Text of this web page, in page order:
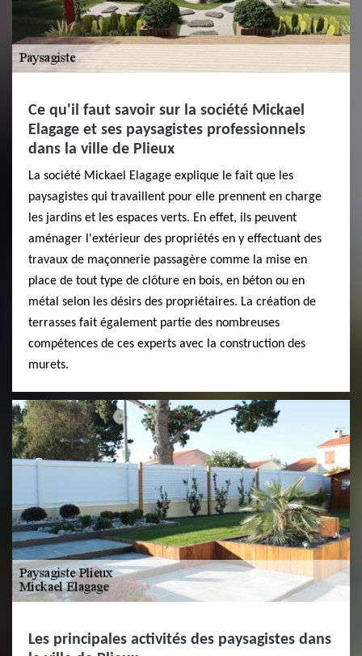
Ce qu'il faut savoir sur la société Mickael
Elagage et ses paysagistes professionnels
dans la ville de Plieux
La société Mickael Elagage explique le fait que les
paysagistes qui travaillent pour elle prennent en charge
les jardins et les espaces verts. En effet, ils peuvent
aménager l'extérieur des propriétés en y effectuant des
travaux de maçonnerie passagère comme la mise en
place de tout type de clôture en bois, en béton ou en
métal selon les désirs des propriétaires. La création de
terrasses fait également partie des nombreuses
compétences de ces experts avec la construction des
murets.
Les principales activités des paysagistes dans